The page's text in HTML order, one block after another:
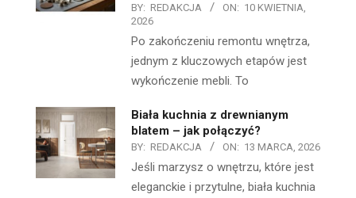
BY: REDAKCJA ON: 10 KWIETNIA,
2026
Po zakończeniu remontu wnętrza,
jednym z kluczowych etapów jest
wykończenie mebli. To
Biała kuchnia z drewnianym
blatem – jak połączyć?
BY: REDAKCJA ON: 13 MARCA, 2026
Jeśli marzysz o wnętrzu, które jest
eleganckie i przytulne, biała kuchnia